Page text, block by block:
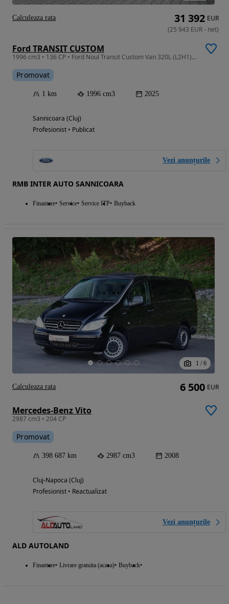
Ford TRANSIT CUSTOM
1996 cm3 • 136 CP • Ford Noul Transit Custom Van 320L (L2H1) Trend 2.0L Panther 136 CP M6
Promovat
1 km 1996 cm3 2025
Sannicoara (Cluj)
Profesionist • Publicat
Vezi anunțurile
RMB INTER AUTO SANNICOARA
Finantare Service Service ITP Buyback
31 392 EUR
(25 943 EUR- net)
Calculeaza rata
1 / 6
Mercedes-Benz Vito
2987 cm3 • 204 CP
Promovat
398 687 km 2987 cm3 2008
Cluj-Napoca (Cluj)
Profesionist • Reactualizat
Vezi anunțurile
ALD AUTOLAND
Finantare Livrare gratuita (acasa) Buyback
6 500 EUR
Calculeaza rata